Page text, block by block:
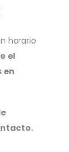
horario
el
en